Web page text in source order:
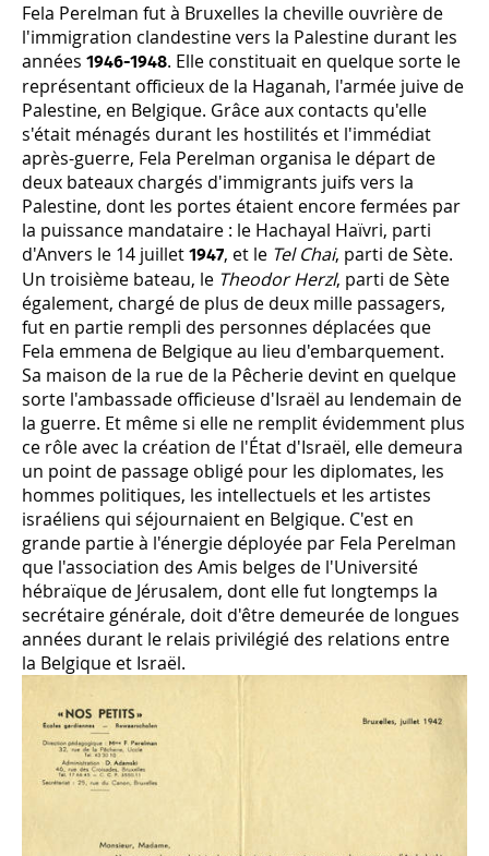
Fela Perelman fut à Bruxelles la cheville ouvrière de
l'immigration clandestine vers la Palestine durant les
années 1946-1948. Elle constituait en quelque sorte le
représentant officieux de la Haganah, l'armée juive de
Palestine, en Belgique. Grâce aux contacts qu'elle
s'était ménagés durant les hostilités et l'immédiat
après-guerre, Fela Perelman organisa le départ de
deux bateaux chargés d'immigrants juifs vers la
Palestine, dont les portes étaient encore fermées par
la puissance mandataire : le Hachayal Haïvri, parti
d'Anvers le 14 juillet 1947, et le Tel Chai, parti de Sète.
Un troisième bateau, le Theodor Herzl, parti de Sète
également, chargé de plus de deux mille passagers,
fut en partie rempli des personnes déplacées que
Fela emmena de Belgique au lieu d'embarquement.
Sa maison de la rue de la Pêcherie devint en quelque
sorte l'ambassade officieuse d'Israël au lendemain de
la guerre. Et même si elle ne remplit évidemment plus
ce rôle avec la création de l'État d'Israël, elle demeura
un point de passage obligé pour les diplomates, les
hommes politiques, les intellectuels et les artistes
israéliens qui séjournaient en Belgique. C'est en
grande partie à l'énergie déployée par Fela Perelman
que l'association des Amis belges de l'Université
hébraïque de Jérusalem, dont elle fut longtemps la
secrétaire générale, doit d'être demeurée de longues
années durant le relais privilégié des relations entre
la Belgique et Israël.